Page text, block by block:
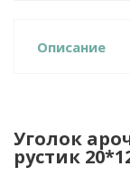
Описание
Уголок
рустик